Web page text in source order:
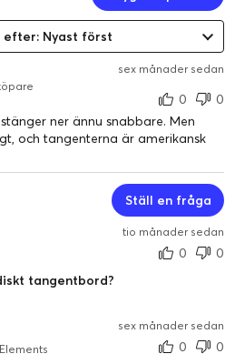
efter: Nyast först
sex månader sedan
0
0
ner ännu snabbare. Men
och tangenterna är amerikansk
Ställ en fråga
tio månader sedan
0
0
tangentbord?
sex månader sedan
0
0